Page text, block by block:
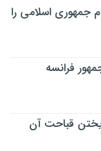
جمهوری اسلامی را
فرانسه
قباحت آن